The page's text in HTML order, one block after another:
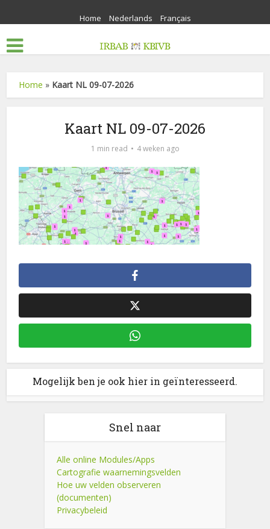
Home Nederlands Français
Home » Kaart NL 09-07-2026
Kaart NL 09-07-2026
1 min read 4 weken ago
Mogelijk ben je ook hier in geïnteresseerd.
Snel naar
Alle online Modules/Apps
Cartografie waarnemingsvelden
Hoe uw velden observeren
(documenten)
Privacybeleid